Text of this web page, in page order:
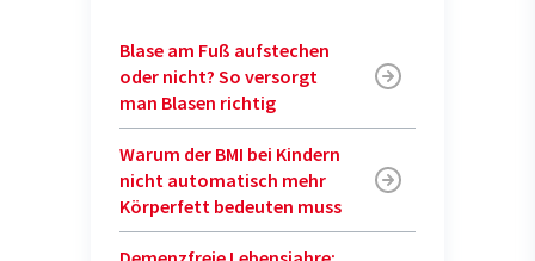
Blase am Fuß aufstechen
oder nicht? So versorgt
man Blasen richtig
Warum der BMI bei Kindern
nicht automatisch mehr
Körperfett bedeuten muss